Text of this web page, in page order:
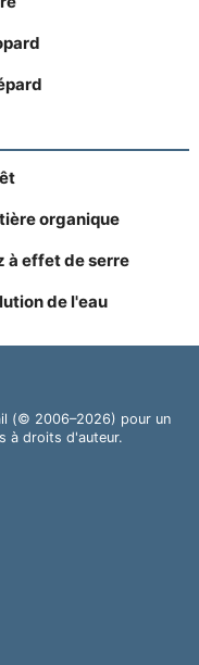
organique
à effet de serre
de l'eau
(© 2006–2026) pour un
à droits d'auteur.